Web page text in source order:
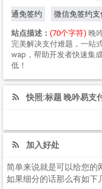
通免签约 微信免签约支
站点描述： (70个字符) 晚
完美解决支付难题，一站
wap，帮助开发者快速集
低！
快照:标题 晚吟易支
加入好处
简单来说就是可以给您的
如果细分的话那么有如下